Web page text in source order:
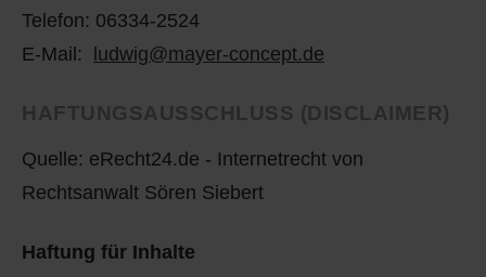
Telefon: 06334-2524
E-Mail: ludwig@mayer-concept.de
HAFTUNGSAUSSCHLUSS (DISCLAIMER)
Quelle: eRecht24.de - Internetrecht von
Rechtsanwalt Sören Siebert
Haftung für Inhalte
P
Q
Presles Partnergemeinde
Schulen - Kindergarten